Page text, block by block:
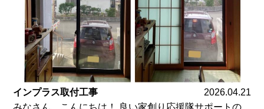
インプラス取付工事
2026.04.21
みなさん、こんにちは！ 良い家創り応援隊サポートの